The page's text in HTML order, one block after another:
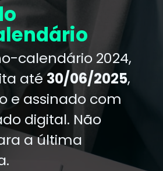
calendário 2024,
até 30/06/2025,
e assinado com
digital. Não
a última